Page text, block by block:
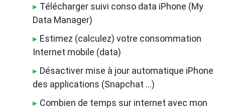
Télécharger suivi conso data iPhone (My
Data Manager)
Estimez (calculez) votre consommation
Internet mobile (data)
Désactiver mise à jour automatique iPhone
des applications (Snapchat …)
Combien de temps sur internet avec mon